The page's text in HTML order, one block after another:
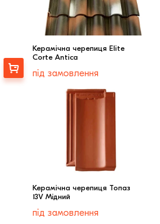
Вибрати
Керамічна черепиця Elite
Corte Antica
під замовлення
Керамічна черепиця Топаз
13V Мідний
під замовлення